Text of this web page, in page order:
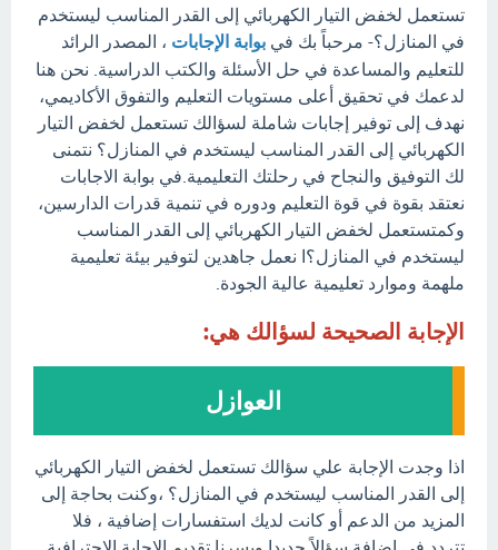
تستعمل لخفض التيار الكهربائي إلى القدر المناسب ليستخدم
في المنازل؟- مرحباً بك في بوابة الإجابات ، المصدر الرائد
للتعليم والمساعدة في حل الأسئلة والكتب الدراسية. نحن هنا
لدعمك في تحقيق أعلى مستويات التعليم والتفوق الأكاديمي،
نهدف إلى توفير إجابات شاملة لسؤالك تستعمل لخفض التيار
الكهربائي إلى القدر المناسب ليستخدم في المنازل؟ نتمنى
لك التوفيق والنجاح في رحلتك التعليمية.في بوابة الاجابات
نعتقد بقوة في قوة التعليم ودوره في تنمية قدرات الدارسين،
وكمتستعمل لخفض التيار الكهربائي إلى القدر المناسب
ليستخدم في المنازل؟ا نعمل جاهدين لتوفير بيئة تعليمية
ملهمة وموارد تعليمية عالية الجودة.
الإجابة الصحيحة لسؤالك هي:
العوازل
اذا وجدت الإجابة علي سؤالك تستعمل لخفض التيار الكهربائي
إلى القدر المناسب ليستخدم في المنازل؟ ،وكنت بحاجة إلى
المزيد من الدعم أو كانت لديك استفسارات إضافية ، فلا